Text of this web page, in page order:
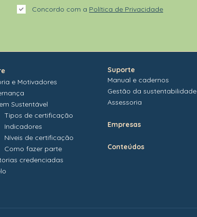
Concordo com a Política de Privacidade
e Motivadores
Sustentável
Tipos de certificação
Indicadores
Níveis de certificação
Como fazer parte
credenciadas
Suporte
Manual e cadernos
Gestão da sustentabilidade
Assessoria
Empresas
Conteúdos